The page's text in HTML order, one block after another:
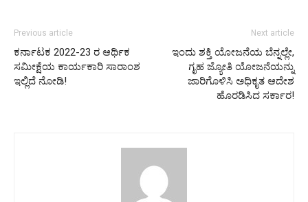
Previous article
ಕರ್ನಾಟಕ 2022-23 ರ ಆರ್ಥಿಕ
ಸಮೀಕ್ಷೆಯ ಕಾರ್ಯಕಾರಿ ಸಾರಾಂಶ
ಇಲ್ಲಿದೆ ನೋಡಿ!
Next article
ಇಂದು ಶಕ್ತಿ ಯೋಜನೆಯ ಬೆನ್ನಲ್ಲೇ,
ಗೃಹ ಜ್ಯೋತಿ ಯೋಜನೆಯನ್ನು
ಜಾರಿಗೊಳಿಸಿ ಅಧಿಕೃತ ಆದೇಶ
ಹೊರಡಿಸಿದ ಸರ್ಕಾರ!